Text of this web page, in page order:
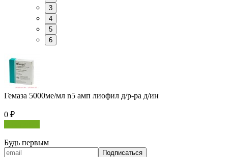
3
4
5
6
Гемаза 5000ме/мл n5 амп лиофил д/р-ра д/ин
0 ₽
Будь первым